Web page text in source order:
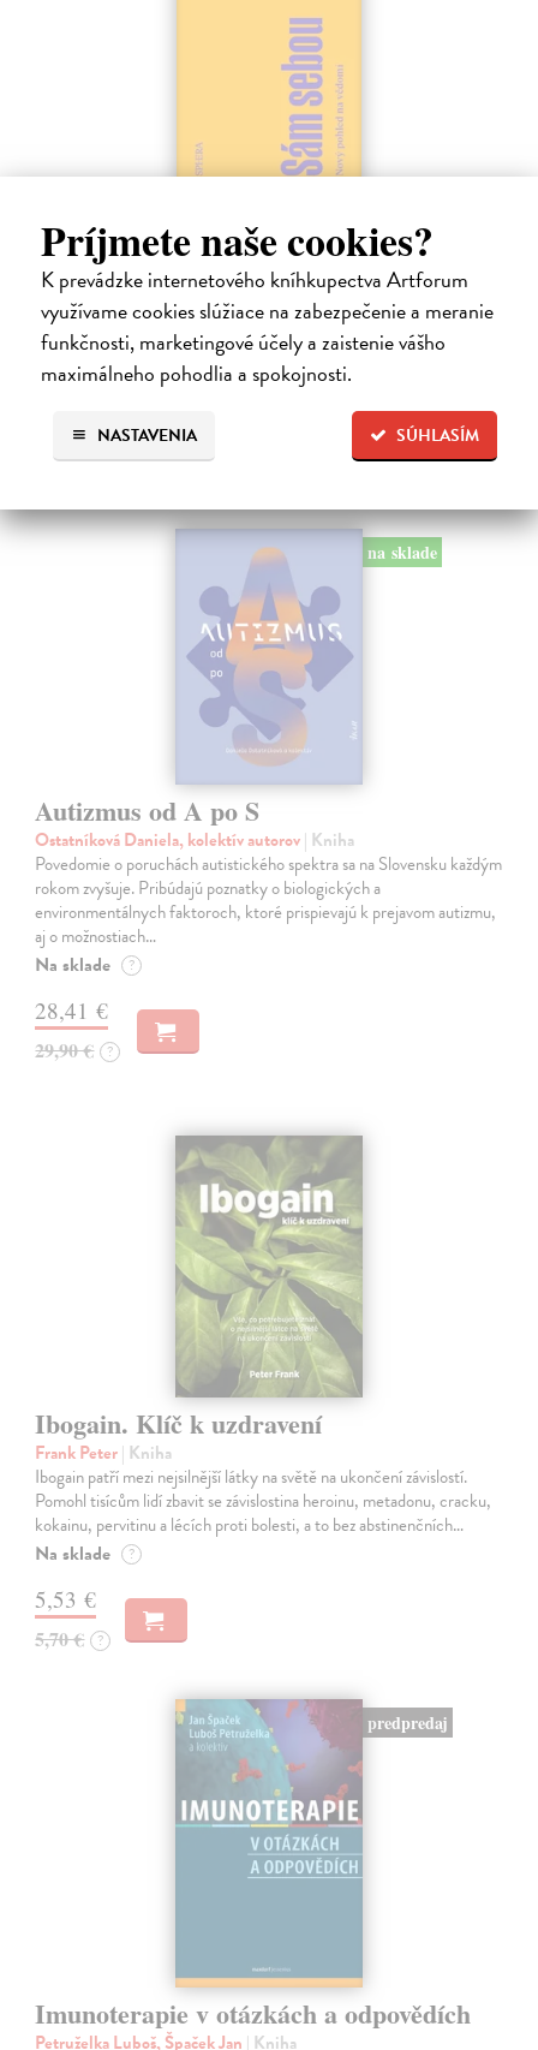
Príjmete naše cookies?
K prevádzke internetového kníhkupectva Artforum
využívame cookies slúžiace na zabezpečenie a meranie
funkčnosti, marketingové účely a zaistenie vášho
maximálneho pohodlia a spokojnosti.
SÚHLASÍM
NASTAVENIA
Sám sebou
Seth Anil| Kniha
Být sám sebou není tak jednoduché, jak se zdá. V mozku každého z
nás pracují společně miliardy neuronů a vytvářejí naše vědomé
zkušenosti.
Na sklade ?
22,60 € ?
na sklade
Autizmus od A po S
Ostatníková Daniela, kolektív autorov| Kniha
Povedomie o poruchách autistického spektra sa na Slovensku každým
rokom zvyšuje. Pribúdajú poznatky o biologických a
environmentálnych faktoroch, ktoré prispievajú k prejavom autizmu,
aj o možnostiach…
Na sklade ?
28,41 €
29,90 € ?
Ibogain. Klíč k uzdravení
Frank Peter| Kniha
Ibogain patří mezi nejsilnější látky na světě na ukončení závislostí.
Pomohl tisícům lidí zbavit se závislostina heroinu, metadonu, cracku,
kokainu, pervitinu a lécích proti bolesti, a to bez abstinenčních…
Na sklade ?
5,53 €
5,70 € ?
predpredaj
Imunoterapie v otázkách a odpovědích
Petruželka Luboš, Špaček Jan | Kniha